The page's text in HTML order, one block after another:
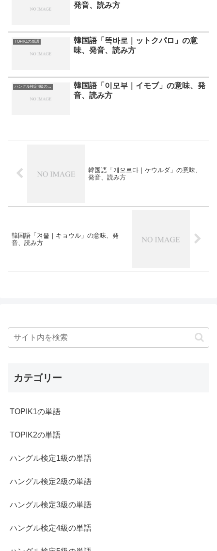
発音、読み方
TOPIK1の単語
韓国語「똑바로｜ットクパロ」の意
味、発音、読み方
ハングル検定4級の単語
韓国語「이모부｜イモブ」の意味、発
音、読み方
韓国語「게으르다｜ケウルダ」の意味、
発音、読み方
韓国語「겨울｜キョウル」の意味、発
音、読み方
カテゴリー
TOPIK1の単語
TOPIK2の単語
ハングル検定1級の単語
ハングル検定2級の単語
ハングル検定3級の単語
ハングル検定4級の単語